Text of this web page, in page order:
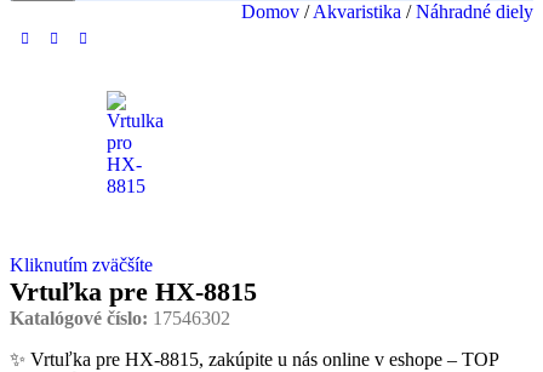
Domov / Akvaristika / Náhradné diely
Kliknutím zväčšíte
Vrtuľka pre HX-8815
Katalógové číslo: 17546302
✨ Vrtuľka pre HX-8815, zakúpite u nás online v eshope – TOP